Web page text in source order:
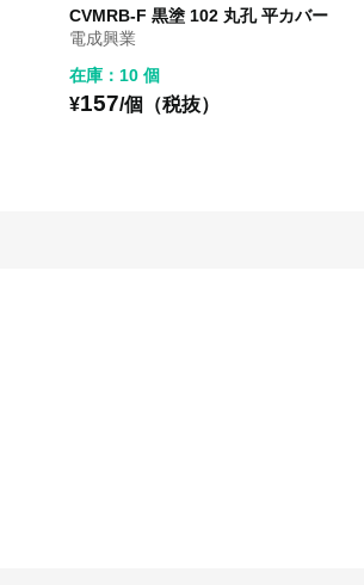
CVMRB-F 黒塗 102 丸孔 平カバー
電成興業
在庫：10 個
¥157/個（税抜）